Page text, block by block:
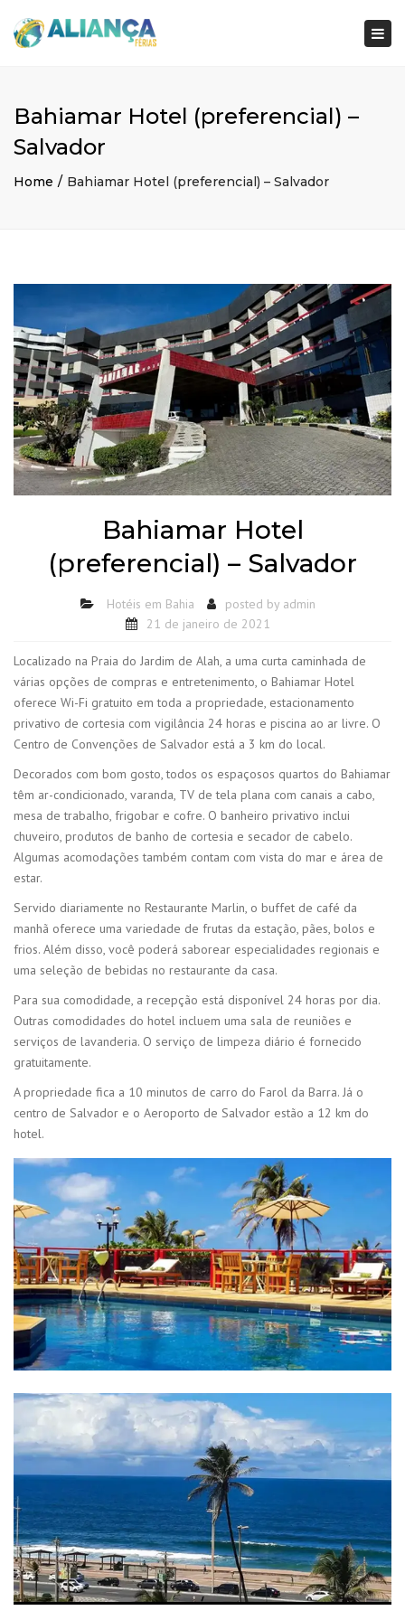
Bahiamar Hotel (preferencial) –
Salvador
Home Bahiamar Hotel (preferencial) – Salvador
Bahiamar Hotel
(preferencial) – Salvador
Hotéis em Bahia posted by admin
21 de janeiro de 2021
Localizado na Praia do Jardim de Alah, a uma curta caminhada de
várias opções de compras e entretenimento, o Bahiamar Hotel
oferece Wi-Fi gratuito em toda a propriedade, estacionamento
privativo de cortesia com vigilância 24 horas e piscina ao ar livre. O
Centro de Convenções de Salvador está a 3 km do local.
Decorados com bom gosto, todos os espaçosos quartos do Bahiamar
têm ar-condicionado, varanda, TV de tela plana com canais a cabo,
mesa de trabalho, frigobar e cofre. O banheiro privativo inclui
chuveiro, produtos de banho de cortesia e secador de cabelo.
Algumas acomodações também contam com vista do mar e área de
estar.
Servido diariamente no Restaurante Marlin, o buffet de café da
manhã oferece uma variedade de frutas da estação, pães, bolos e
frios. Além disso, você poderá saborear especialidades regionais e
uma seleção de bebidas no restaurante da casa.
Para sua comodidade, a recepção está disponível 24 horas por dia.
Outras comodidades do hotel incluem uma sala de reuniões e
serviços de lavanderia. O serviço de limpeza diário é fornecido
gratuitamente.
A propriedade fica a 10 minutos de carro do Farol da Barra. Já o
centro de Salvador e o Aeroporto de Salvador estão a 12 km do
hotel.